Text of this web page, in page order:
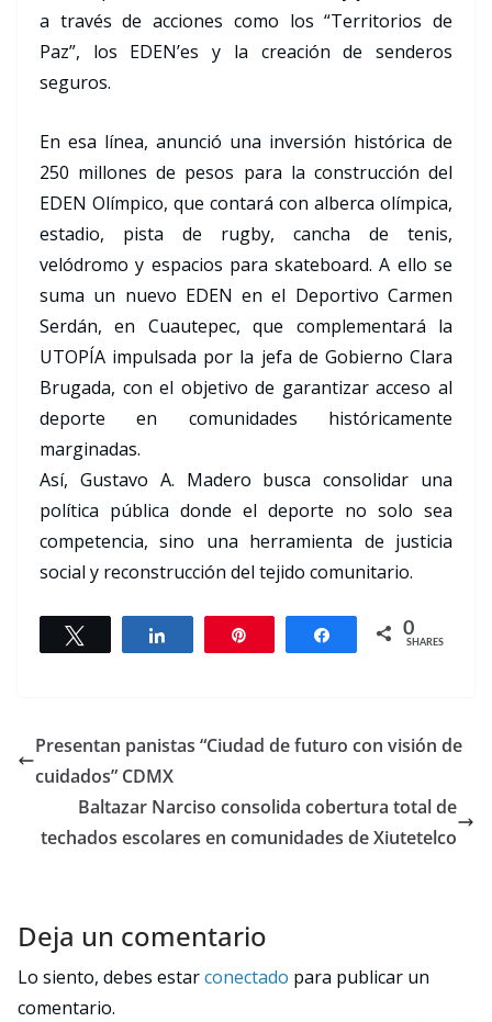
a través de acciones como los “Territorios de
Paz”, los EDEN’es y la creación de senderos
seguros.
En esa línea, anunció una inversión histórica de
250 millones de pesos para la construcción del
EDEN Olímpico, que contará con alberca olímpica,
estadio, pista de rugby, cancha de tenis,
velódromo y espacios para skateboard. A ello se
suma un nuevo EDEN en el Deportivo Carmen
Serdán, en Cuautepec, que complementará la
UTOPÍA impulsada por la jefa de Gobierno Clara
Brugada, con el objetivo de garantizar acceso al
deporte en comunidades históricamente
marginadas.
Así, Gustavo A. Madero busca consolidar una
política pública donde el deporte no solo sea
competencia, sino una herramienta de justicia
social y reconstrucción del tejido comunitario.
Share 0
SHARES
Presentan panistas “Ciudad de futuro con visión de
cuidados” CDMX
Baltazar Narciso consolida cobertura total de
techados escolares en comunidades de Xiutetelco
Deja un comentario
Lo siento, debes estarconectado para publicar un
comentario.